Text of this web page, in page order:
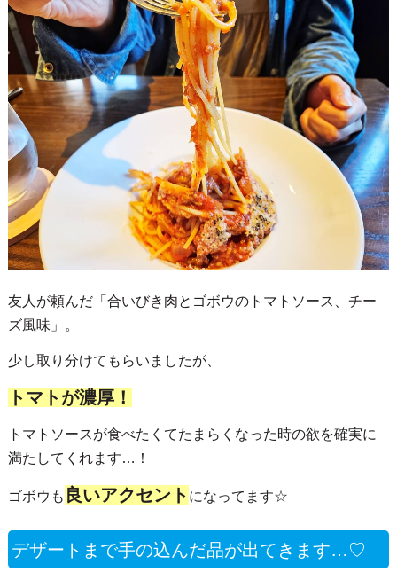
友人が頼んだ「合いびき肉とゴボウのトマトソース、チー
ズ風味」。
少し取り分けてもらいましたが、
トマトが濃厚！
トマトソースが食べたくてたまらくなった時の欲を確実に
満たしてくれます…！
ゴボウも 良いアクセント になってます☆
デザートまで手の込んだ品が出てきます…♡